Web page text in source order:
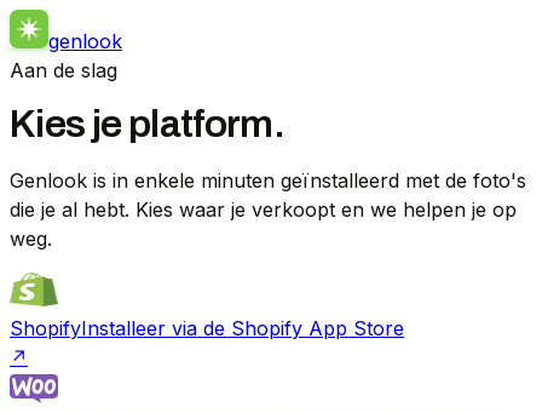
genlook
Aan de slag
Kies je platform.
Genlook is in enkele minuten geïnstalleerd met de foto's
die je al hebt. Kies waar je verkoopt en we helpen je op
weg.
ShopifyInstalleer via de Shopify App Store
↗